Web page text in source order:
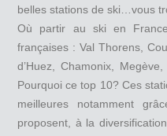
belles stations de ski…vous
Où partir au ski en
françaises : Val Thorens,
d’Huez, Chamonix,
Pourquoi ce top 10? Ces
meilleures notamment
proposent, à la